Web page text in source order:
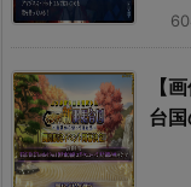
【
台